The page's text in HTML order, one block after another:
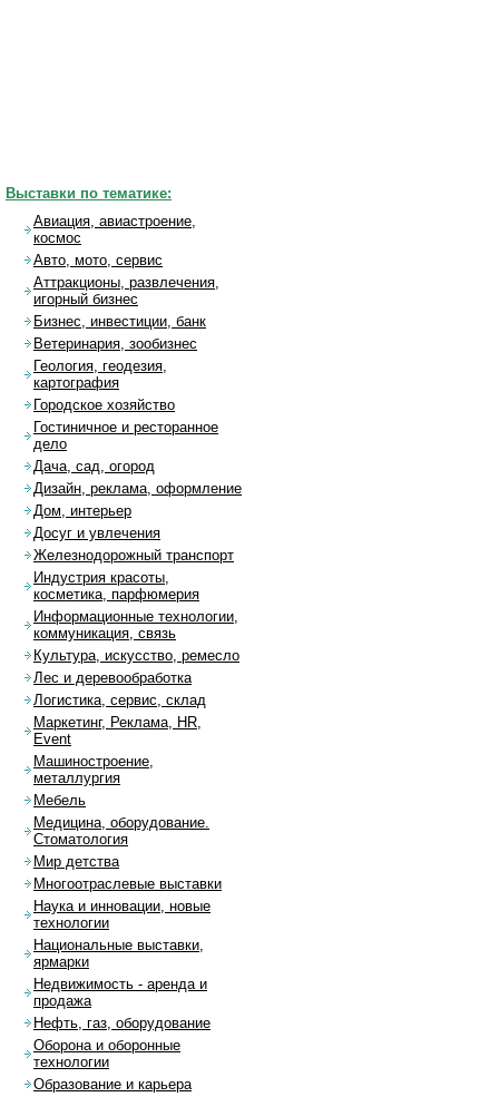
Выставки по тематике:
Авиация, авиастроение,
космос
Авто, мото, сервис
Аттракционы, развлечения,
игорный бизнес
Бизнес, инвестиции, банк
Ветеринария, зообизнес
Геология, геодезия,
картография
Городское хозяйство
Гостиничное и ресторанное
дело
Дача, сад, огород
Дизайн, реклама, оформление
Дом, интерьер
Досуг и увлечения
Железнодорожный транспорт
Индустрия красоты,
косметика, парфюмерия
Информационные технологии,
коммуникация, связь
Культура, искусство, ремесло
Лес и деревообработка
Логистика, сервис, склад
Маркетинг, Реклама, HR,
Event
Машиностроение,
металлургия
Мебель
Медицина, оборудование.
Стоматология
Мир детства
Многоотраслевые выставки
Наука и инновации, новые
технологии
Национальные выставки,
ярмарки
Недвижимость - аренда и
продажа
Нефть, газ, оборудование
Оборона и оборонные
технологии
Образование и карьера